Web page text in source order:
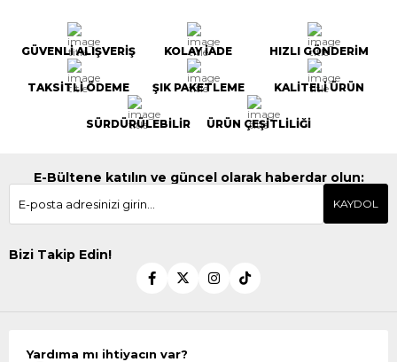
GÜVENLİ ALIŞVERİŞ KOLAY İADE HIZLI GÖNDERİM
TAKSİTLİ ÖDEME ŞIK PAKETLEME KALİTELİ ÜRÜN
SÜRDÜRÜLEBİLİR ÜRÜN ÇEŞİTLİLİĞİ
E-Bültene katılın ve güncel olarak haberdar olun:
KAYDOL
Bizi Takip Edin!
Yardıma mı ihtiyacın var?